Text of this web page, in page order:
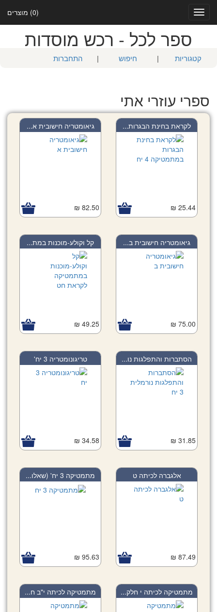
(0) מוצרים
Toggle
navigation
ספר לכל - רכש מוסדות
קטגוריות | חיפוש | התחברות
ספרי עוזרי אתי
לקראת בחינת הבגרות...
25.44 ₪
גיאומטריה חישובית א...
82.50 ₪
גיאומטריה חישובית ב...
75.00 ₪
קל וקולע-מוכנות במת...
49.25 ₪
הסתברות והתפלגות נו...
31.85 ₪
טריגונומטריה 3 יח'
34.58 ₪
אלגברה לכיתה ט
87.49 ₪
מתמטיקה 3 יח' (שאלו...
95.63 ₪
מתמטיקה לכיתה י חלק... מתמטיקה לכיתה י"ב ח...